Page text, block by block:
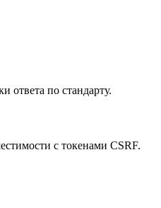
ответа по стандарту.
с токенами CSRF.